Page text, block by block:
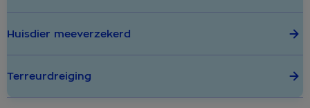
Huisdier meeverzekerd
Terreurdreiging